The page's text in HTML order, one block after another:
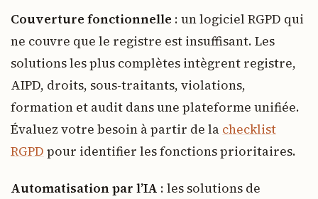
Couverture fonctionnelle : un logiciel RGPD qui
ne couvre que le registre est insuffisant. Les
solutions les plus complètes intègrent registre,
AIPD, droits, sous-traitants, violations,
formation et audit dans une plateforme unifiée.
Évaluez votre besoin à partir de la checklist
RGPD pour identifier les fonctions prioritaires.
Automatisation par l’IA : les solutions de